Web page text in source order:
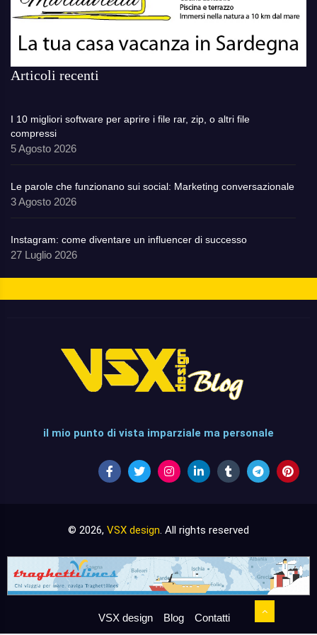
Articoli recenti
I 10 migliori software per aprire i file rar, zip, o altri file
compressi
5 Agosto 2026
Le parole che funzionano sui social: Marketing conversazionale
3 Agosto 2026
Instagram: come diventare un influencer di successo
27 Luglio 2026
il mio punto di vista imparziale ma personale
© 2026, VSX design. All rights reserved
VSX design Blog Contatti